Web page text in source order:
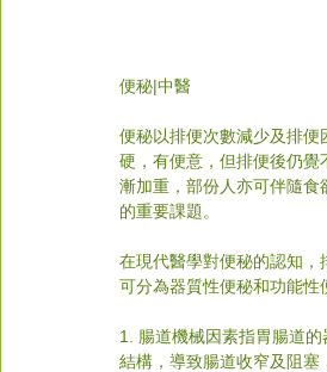
便秘|中醫
便秘以排便次數減少及排
硬，有便意，但排便後仍覺
漸加重，部份人亦可伴隨
的重要課題。
在現代醫學對便秘的認知，
可分為器質性便秘和功能性
1. 腸道機械因素指胃腸道
結構，導致腸道收窄及阻塞